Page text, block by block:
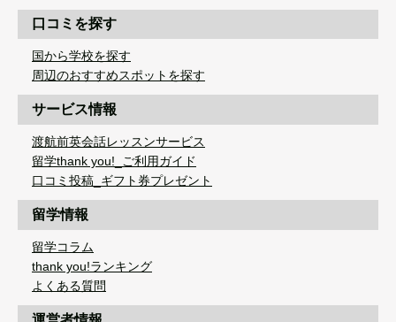
口コミを探す
国から学校を探す
周辺のおすすめスポットを探す
サービス情報
渡航前英会話レッスンサービス
留学thank you!_ご利用ガイド
口コミ投稿_ギフト券プレゼント
留学情報
留学コラム
thank you!ランキング
よくある質問